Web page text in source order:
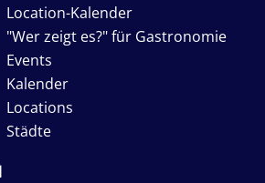
Location-Kalender
"Wer zeigt es?" für Gastronomie
Events
Kalender
Locations
Städte